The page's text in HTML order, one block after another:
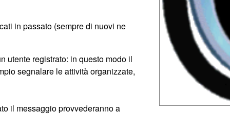
in passato (sempre di nuovi ne
utente registrato: in questo modo il
segnalare le attività organizzate,
il messaggio provvederanno a